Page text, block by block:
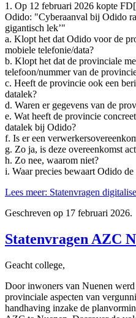
1. Op 12 februari 2026 kopte
Odido: "Cyberaanval bij Odido
gigantisch lek’"
a. Klopt het dat Odido voor de
mobiele telefonie/data?
b. Klopt het dat de provinciale
telefoon/nummer van de
c. Heeft de provincie ook een
datalek?
d. Waren er gegevens van de
e. Wat heeft de provincie
datalek bij Odido?
f. Is er een
g. Zo ja, is deze overeenkomst
h. Zo nee, waarom niet?
i. Waar precies bewaart Odido de
Lees meer: Statenvragen
Geschreven op 17 februari 2026.
Statenvragen AZC
Geacht college,
Door inwoners van Nuenen
provinciale aspecten van
handhaving inzake de